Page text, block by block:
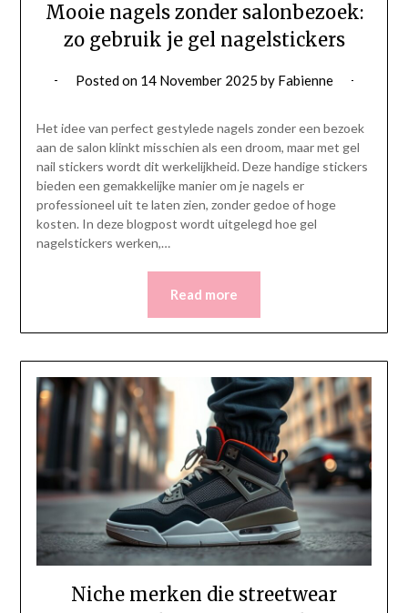
Mooie nagels zonder salonbezoek:
zo gebruik je gel nagelstickers
Posted on 14 November 2025 by Fabienne
Het idee van perfect gestylede nagels zonder een bezoek
aan de salon klinkt misschien als een droom, maar met gel
nail stickers wordt dit werkelijkheid. Deze handige stickers
bieden een gemakkelijke manier om je nagels er
professioneel uit te laten zien, zonder gedoe of hoge
kosten. In deze blogpost wordt uitgelegd hoe gel
nagelstickers werken,…
Read more
Niche merken die streetwear